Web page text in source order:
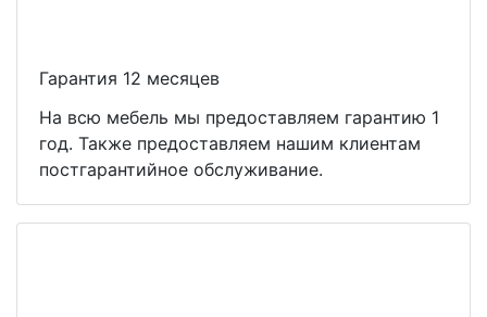
Гарантия 12 месяцев
На всю мебель мы предоставляем гарантию 1
год. Также предоставляем нашим клиентам
постгарантийное обслуживание.